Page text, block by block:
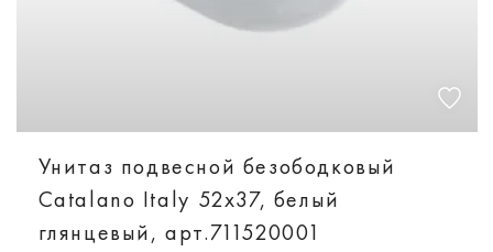
Унитаз подвесной безободковый
Catalano Italy 52х37, белый
глянцевый, арт.711520001